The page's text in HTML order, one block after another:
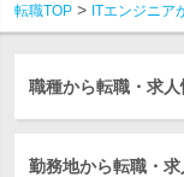
転職TOP ITエンジニア
職種から転職・求
勤務地から転職・